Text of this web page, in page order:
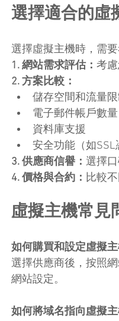
選擇適合的虛
選擇虛擬主機時，需
1. 網站需求評估： 考
2. 方案比較：
儲存空間和流量
電子郵件帳戶數量
資料庫支援
安全功能（如SSL
3. 供應商信譽： 選擇
4. 價格與合約： 比較
虛擬主機常見
如何購買和設定虛擬主
選擇供應商後，按照
網站設定。
如何將域名指向虛擬主